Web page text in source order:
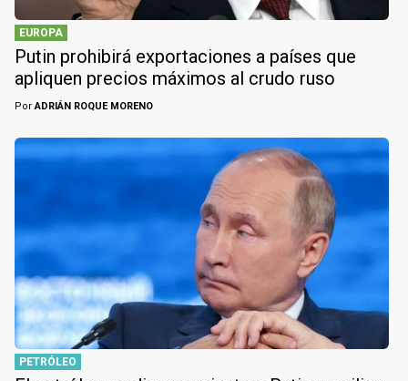
EUROPA
Putin prohibirá exportaciones a países que
apliquen precios máximos al crudo ruso
PorADRIÁN ROQUE MORENO
PETRÓLEO